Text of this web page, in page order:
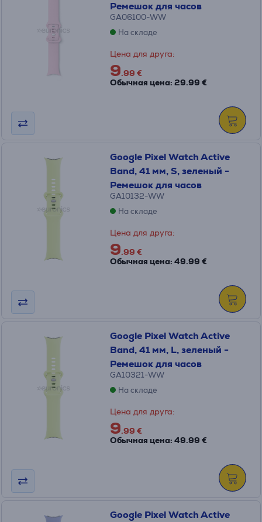
Ремешок для часов
GA06100-WW
На складе
Цена для друга:
9.99 €
Обычная цена: 29.99 €
Google Pixel Watch Active
Band, 41 мм, S, зеленый -
Ремешок для часов
GA10132-WW
На складе
Цена для друга:
9.99 €
Обычная цена: 49.99 €
Google Pixel Watch Active
Band, 41 мм, L, зеленый -
Ремешок для часов
GA10321-WW
На складе
Цена для друга:
9.99 €
Обычная цена: 49.99 €
Google Pixel Watch Active